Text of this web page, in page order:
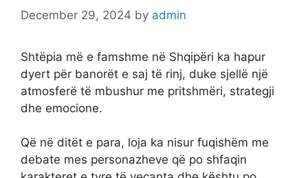
December 29, 2024 by admin
Shtëpia më e famshme në Shqipëri ka hapur
dyert për banorët e saj të rinj, duke sjellë një
atmosferë të mbushur me pritshmëri, strategji
dhe emocione.
Që në ditët e para, loja ka nisur fuqishëm me
debate mes personazheve që po shfaqin